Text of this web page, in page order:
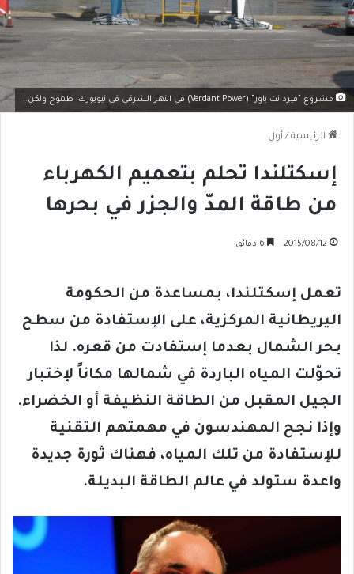
مشروع "فيردانت باور" (Verdant Power) في النهر الشرقي في نيويورك: طموح ولكن..
الرئيسية / أول
إسكتلندا تحلم بتعميم الكهرباء
من طاقة المدّ والجزر في بحرها
2015/08/12
تعمل إسكتلندا، بمساعدة من الحكومة
اليريطانية المركزية، على الإستفادة من سطح
بحر الشمال بعدما إستفادت من قعره. لذا
تحوّلت المياه الباردة في شمالها مكاناً لإختبار
الجيل المقبل من الطاقة النظيفة أو الخضراء.
وإذا نجح المهندسون في مهمتهم التقنية
للإستفادة من تلك المياه، فهناك ثورة جديدة
واعدة ستولد في عالم الطاقة البديلة.